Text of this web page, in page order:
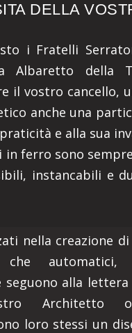
DELLA
i Fratelli
Albaretto della
il vostro cancello,
anche una
e alla sua
in ferro sono
instancabili e
nella creazione
che
seguono alla
Architetto
loro stessi un